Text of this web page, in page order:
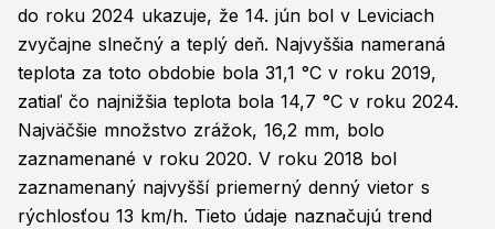
do roku 2024 ukazuje, že 14. jún bol v Leviciach
zvyčajne slnečný a teplý deň. Najvyššia nameraná
teplota za toto obdobie bola 31,1 °C v roku 2019,
zatiaľ čo najnižšia teplota bola 14,7 °C v roku 2024.
Najväčšie množstvo zrážok, 16,2 mm, bolo
zaznamenané v roku 2020. V roku 2018 bol
zaznamenaný najvyšší priemerný denný vietor s
rýchlosťou 13 km/h. Tieto údaje naznačujú trend